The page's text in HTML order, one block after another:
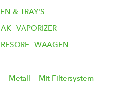
& TRAY'S
VAPORIZER
WAAGEN
Metall
Mit Filtersystem